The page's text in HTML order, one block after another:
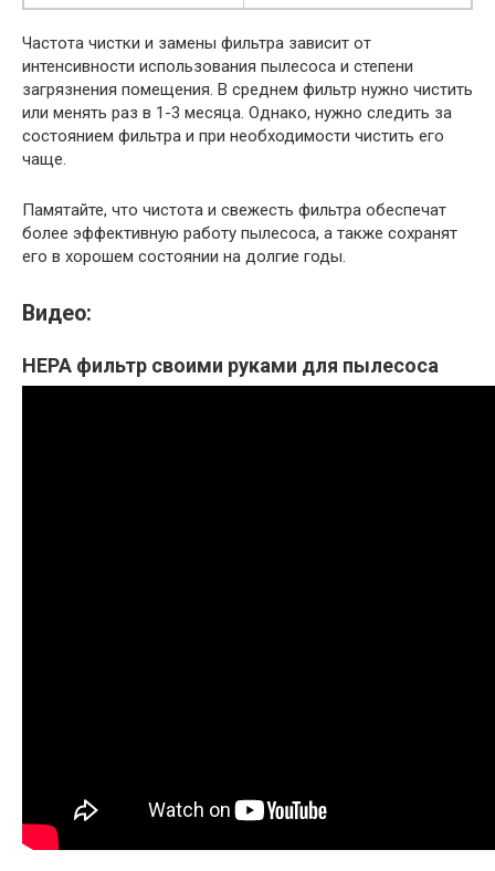
Частота чистки и замены фильтра зависит от
интенсивности использования пылесоса и степени
загрязнения помещения. В среднем фильтр нужно чистить
или менять раз в 1-3 месяца. Однако, нужно следить за
состоянием фильтра и при необходимости чистить его
чаще.
Памятайте, что чистота и свежесть фильтра обеспечат
более эффективную работу пылесоса, а также сохранят
его в хорошем состоянии на долгие годы.
Видео:
HEPA фильтр своими руками для пылесоса